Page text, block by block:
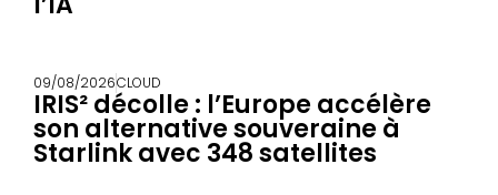
09/08/2026CLOUD
IRIS² décolle : l’Europe accélère
son alternative souveraine à
Starlink avec 348 satellites